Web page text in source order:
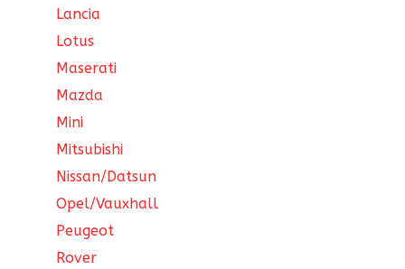
Lancia
Lotus
Maserati
Mazda
Mini
Mitsubishi
Nissan/Datsun
Opel/Vauxhall
Peugeot
Rover